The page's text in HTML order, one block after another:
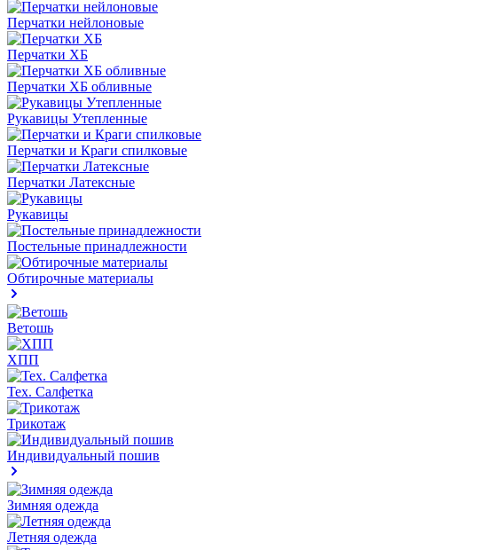
Перчатки нейлоновые
Перчатки ХБ
Перчатки ХБ обливные
Рукавицы Утепленные
Перчатки и Краги спилковые
Перчатки Латексные
Рукавицы
Постельные принадлежности
Обтирочные материалы
Ветошь
ХПП
Тех. Салфетка
Трикотаж
Индивидуальный пошив
Зимняя одежда
Летняя одежда